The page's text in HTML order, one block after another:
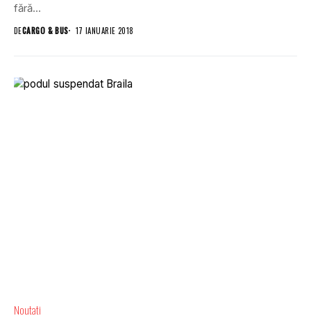
fără...
DECARGO & BUS 17 IANUARIE 2018
Noutati